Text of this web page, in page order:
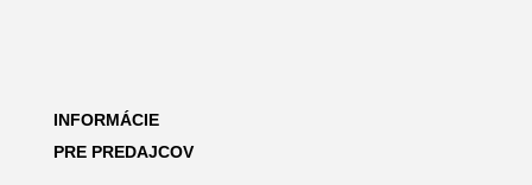
INFORMÁCIE
PRE PREDAJCOV